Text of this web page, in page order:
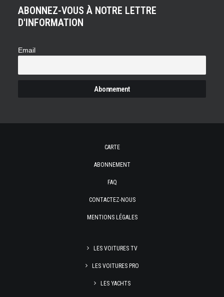
ABONNEZ-VOUS À NOTRE LETTRE
D'INFORMATION
Email
CARTE
ABONNEMENT
FAQ
CONTACTEZ-NOUS
MENTIONS LÉGALES
LES VOITURES TV
LES VOITURES PRO
LES YACHTS